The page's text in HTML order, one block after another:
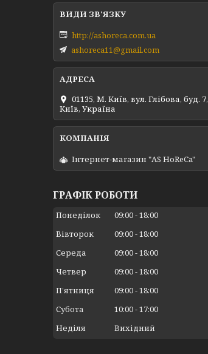
http://ashoreca.com.ua
ashoreca11@gmail.com
01135, М. Київ, вул. Глібова, буд. 7,
Київ, Україна
Інтернет-магазин "AS HoReCa"
ГРАФІК РОБОТИ
Понеділок 09:00 18:00
Вівторок
09:00 18:00
Середа
09:00 18:00
Четвер
09:00 18:00
Пʼятниця
09:00 18:00
Субота
10:00 17:00
Неділя
Вихідний